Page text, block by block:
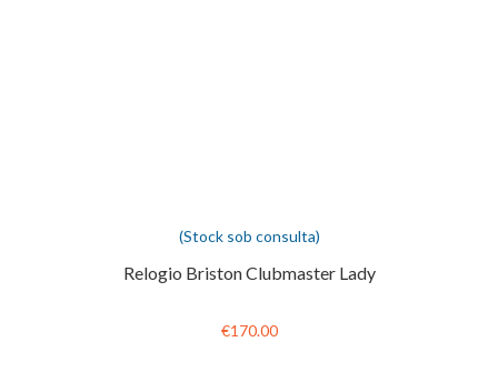
(Stock sob consulta)
Relogio Briston Clubmaster Lady
€170.00